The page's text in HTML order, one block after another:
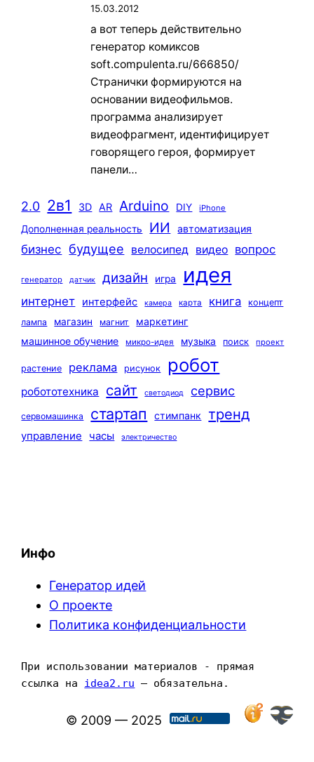
15.03.2012
а вот теперь действительно
генератор комиксов
soft.compulenta.ru/666850/
Странички формируются на
основании видеофильмов.
программа анализирует
видеофрагмент, идентифицирует
говорящего героя, формирует
панели…
2.0 2в1 3D AR Arduino DIY iPhone
Дополненная реальность ИИ автоматизация
бизнес будущее велосипед видео вопрос
генератор датчик дизайн игра идея
интернет интерфейс камера карта книга
концепт
лампа
магазин магнит
маркетинг
машинное обучение
микро-идея музыка поиск проект
растение реклама рисунок робот
робототехника сайт светодиод сервис
сервомашинка стартап стимпанк тренд
управление часы электричество
Инфо
Генератор идей
О проекте
Политика конфиденциальности
При использовании материалов - прямая
ссылка на idea2.ru — обязательна.
© 2009 — 2025